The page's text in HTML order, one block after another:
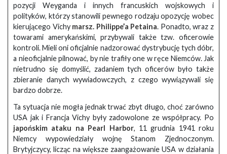
pozycji Weyganda i innych francuskich wojskowych i
polityków, którzy stanowili pewnego rodzaju opozycję wobec
kierującego Vichy marsz. Philippe’a Petaina. Ponadto, wraz z
towarami amerykańskimi, przybywali także tzw. oficerowie
kontroli. Mieli oni oficjalnie nadzorować dystrybucję tych dóbr,
a nieoficjalnie pilnować, by nie trafiły one w ręce Niemców. Jak
nietrudno się domyślić, zadaniem tych oficerów było także
zbieranie danych wywiadowczych, z czego wywiązywali się
bardzo dobrze.
Ta sytuacja nie mogła jednak trwać zbyt długo, choć zarówno
USA jak i Francja Vichy były zadowolone ze współpracy. Po
japońskim ataku na Pearl Harbor, 11 grudnia 1941 roku
Niemcy wypowiedziały wojnę Stanom Zjednoczonym.
Brytyjczycy, licząc na większe zaangażowanie USA w działania